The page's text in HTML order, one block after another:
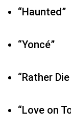
“Haunted”
“Yoncé”
“Rather
“Love on